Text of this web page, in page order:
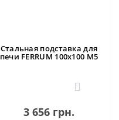
Стальная подставка для
печи FERRUM 100х100 M5
0
3 656 грн.